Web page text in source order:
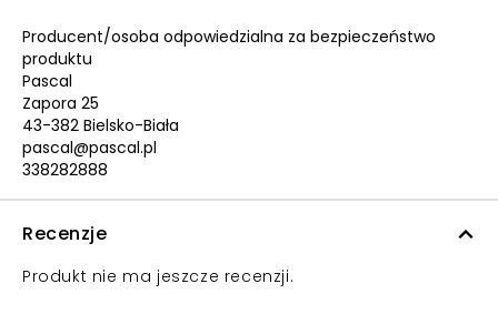
Producent/osoba odpowiedzialna za bezpieczeństwo
produktu
Pascal
Zapora 25
43-382 Bielsko-Biała
pascal@pascal.pl
338282888
Recenzje
Produkt nie ma jeszcze recenzji.